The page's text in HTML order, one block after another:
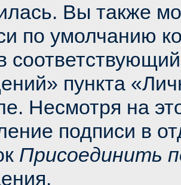
Вы также
по умолчанию
пункта
Несмотря на
подписи в
Присоединить